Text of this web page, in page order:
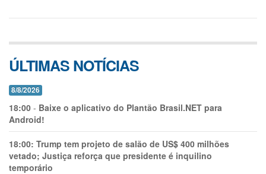
ÚLTIMAS NOTÍCIAS
8/8/2026
18:00 - Baixe o aplicativo do Plantão Brasil.NET para
Android!
18:00: Trump tem projeto de salão de US$ 400 milhões
vetado; Justiça reforça que presidente é inquilino
temporário